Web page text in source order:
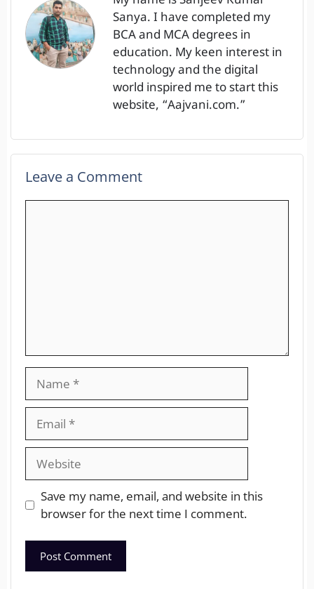
Sanya. I have completed my
BCA and MCA degrees in
education. My keen interest in
technology and the digital
world inspired me to start this
website, “Aajvani.com.”
Leave a Comment
Save my name, email, and website in this
browser for the next time I comment.